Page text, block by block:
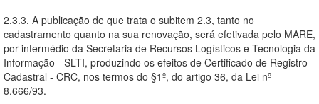
2.3.3. A publicação de que trata o subitem 2.3, tanto no
cadastramento quanto na sua renovação, será efetivada pelo MARE,
por intermédio da Secretaria de Recursos Logísticos e Tecnologia da
Informação - SLTI, produzindo os efeitos de Certificado de Registro
Cadastral - CRC, nos termos do §1º, do artigo 36, da Lei nº
8.666/93.